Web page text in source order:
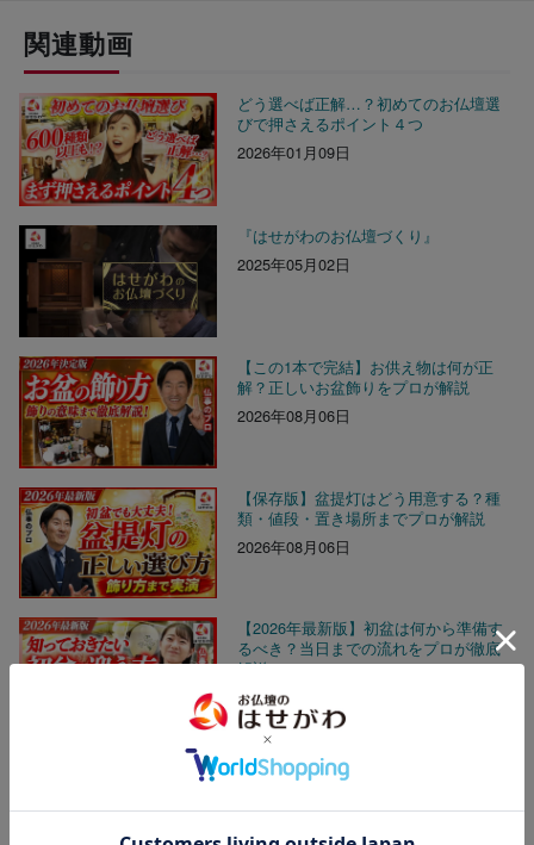
関連動画
どう選べば正解…？初めてのお仏壇選
びで押さえるポイント４つ
2026年01月09日
『はせがわのお仏壇づくり』
2025年05月02日
【この1本で完結】お供え物は何が正
解？正しいお盆飾りをプロが解説
2026年08月06日
【保存版】盆提灯はどう用意する？種
類・値段・置き場所までプロが解説
2026年08月06日
【2026年最新版】初盆は何から準備す
るべき？当日までの流れをプロが徹底
解説
2026年08月06日
【お彼岸に寄せて】幼き日の追憶 いの
ちの授業
2026年03月02日